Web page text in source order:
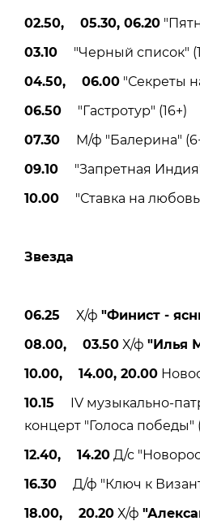
02.50, 05.30, 06.20
03.10 "Черный список"
04.50, 06.00 "Секреты
06.50 "Гастротур" (16+)
07.30 М/ф "Балерина"
09.10 "Запретная Индия"
10.00 "Ставка на
Звезда
06.25 Х/ф "Финист -
08.00, 03.50 Х/ф "Илья
10.00, 14.00, 20.00
10.15 IV музыкально-
концерт "Голоса победы"
12.40, 14.20 Д/с
16.30 Д/ф "Ключ к
18.00, 20.20 Х/ф